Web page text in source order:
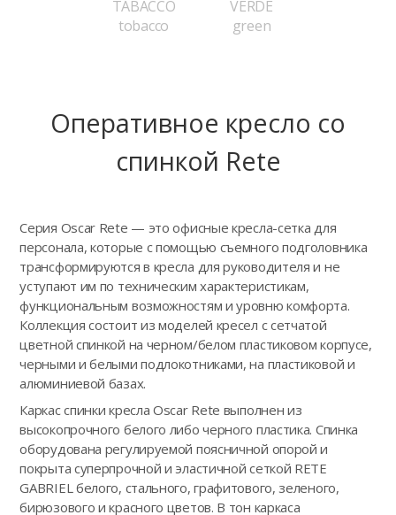
TABACCO
tobacco
VERDE
green
Оперативное кресло сo
спинкой Rete
Серия Oscar Rete — это офисные кресла-сетка для
персонала, которые с помощью съемного подголовника
трансформируются в кресла для руководителя и не
уступают им по техническим характеристикам,
функциональным возможностям и уровню комфорта.
Коллекция состоит из моделей кресел с сетчатой
цветной спинкой на черном/белом пластиковом корпусе,
черными и белыми подлокотниками, на пластиковой и
алюминиевой базах.
Каркас спинки кресла Oscar Rete выполнен из
высокопрочного белого либо черного пластика. Спинка
оборудована регулируемой поясничной опорой и
покрыта суперпрочной и эластичной сеткой RETE
GABRIEL белого, стального, графитового, зеленого,
бирюзового и красного цветов. В тон каркаса